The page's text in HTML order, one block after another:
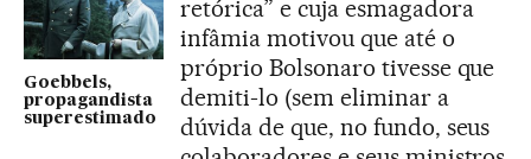
Goebbels,
propagandista
superestimado
retórica” e cuja esmagadora
infâmia motivou que até o
próprio Bolsonaro tivesse que
demiti-lo (sem eliminar a
dúvida de que, no fundo, seus